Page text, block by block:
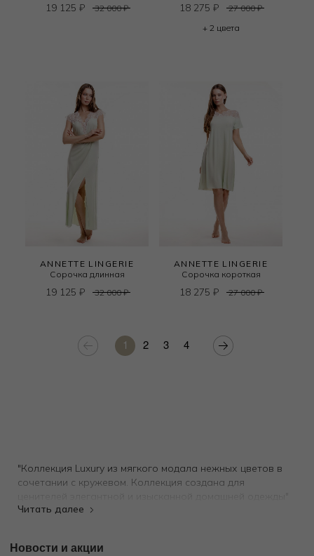
19 125 ₽ 32 000₽ 18 275 ₽ 27 000₽
+ 2 цвета
ANNETTE LINGERIE
Сорочка длинная
19 125 ₽ 32 000₽
ANNETTE LINGERIE
Сорочка короткая
18 275 ₽ 27 000₽
1 2 3 4
"Коллекция Luxury из мягкого модала нежных цветов в
сочетании с кружевом. Коллекция создана для
Новости и акции